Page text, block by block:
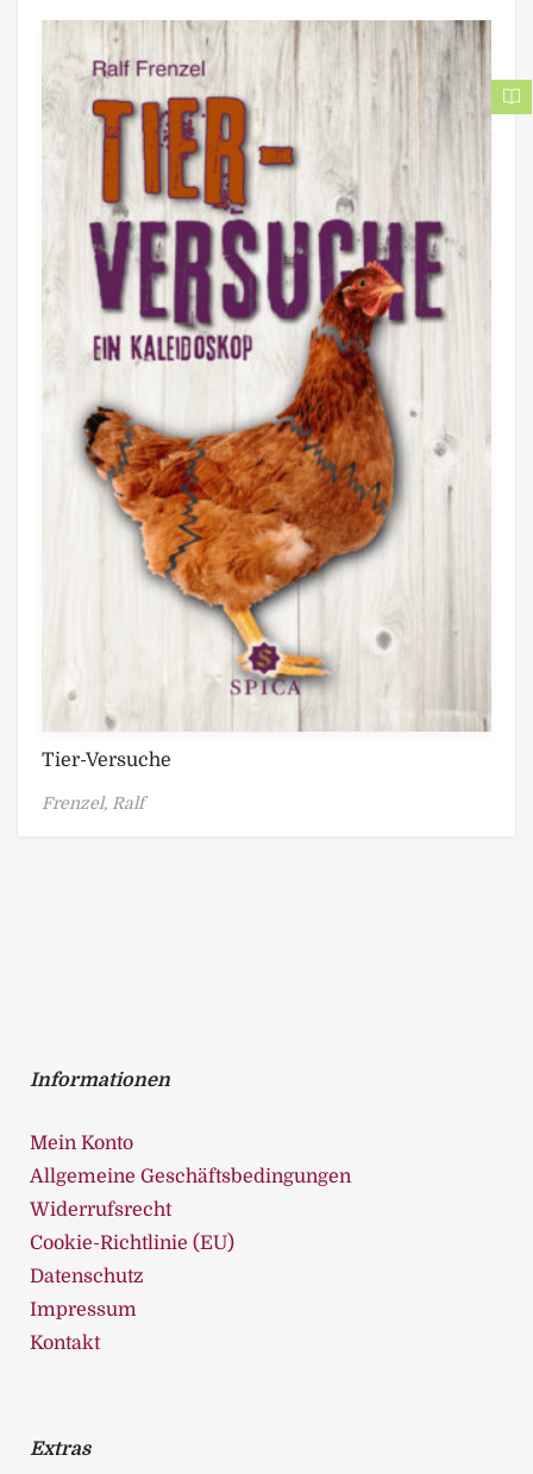
Tier-Versuche
Frenzel, Ralf
Informationen
Mein Konto
Allgemeine Geschäftsbedingungen
Widerrufsrecht
Cookie-Richtlinie (EU)
Datenschutz
Impressum
Kontakt
Extras